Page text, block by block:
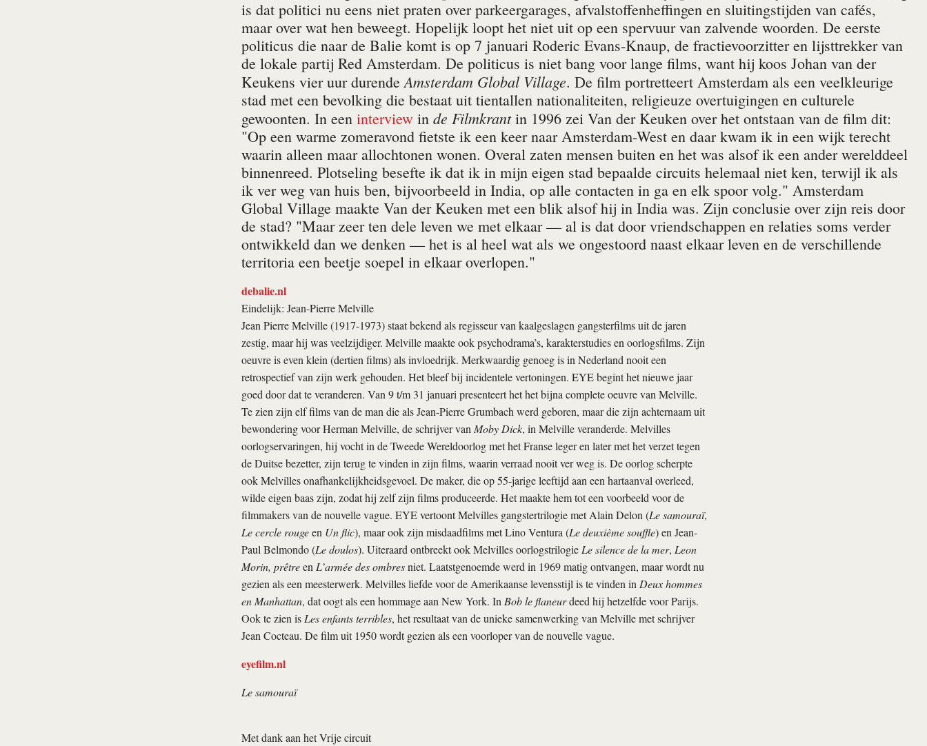
is dat politici nu eens niet praten over parkeergarages, afvalstoffenheffingen en sluitingstijden van cafés,
maar over wat hen beweegt. Hopelijk loopt het niet uit op een spervuur van zalvende woorden. De eerste
politicus die naar de Balie komt is op 7 januari Roderic Evans-Knaup, de fractievoorzitter en lijsttrekker van
de lokale partij Red Amsterdam. De politicus is niet bang voor lange films, want hij koos Johan van der
Keukens vier uur durende Amsterdam Global Village. De film portretteert Amsterdam als een veelkleurige
stad met een bevolking die bestaat uit tientallen nationaliteiten, religieuze overtuigingen en culturele
gewoonten. In een interviewin de Filmkrantin 1996 zei Van der Keuken over het ontstaan van de film dit:
"Op een warme zomeravond fietste ik een keer naar Amsterdam-West en daar kwam ik in een wijk terecht
waarin alleen maar allochtonen wonen. Overal zaten mensen buiten en het was alsof ik een ander werelddeel
binnenreed. Plotseling besefte ik dat ik in mijn eigen stad bepaalde circuits helemaal niet ken, terwijl ik als
ik ver weg van huis ben, bijvoorbeeld in India, op alle contacten in ga en elk spoor volg." Amsterdam
Global Village maakte Van der Keuken met een blik alsof hij in India was. Zijn conclusie over zijn reis door
de stad? "Maar zeer ten dele leven we met elkaar — al is dat door vriendschappen en relaties soms verder
ontwikkeld dan we denken — het is al heel wat als we ongestoord naast elkaar leven en de verschillende
territoria een beetje soepel in elkaar overlopen."
debalie.nl
Eindelijk: Jean-Pierre Melville
Jean Pierre Melville (1917-1973) staat bekend als regisseur van kaalgeslagen gangsterfilms uit de jaren
zestig, maar hij was veelzijdiger. Melville maakte ook psychodrama’s, karakterstudies en oorlogsfilms. Zijn
oeuvre is even klein (dertien films) als invloedrijk. Merkwaardig genoeg is in Nederland nooit een
retrospectief van zijn werk gehouden. Het bleef bij incidentele vertoningen. EYE begint het nieuwe jaar
goed door dat te veranderen. Van 9 t/m 31 januari presenteert het het bijna complete oeuvre van Melville.
Te zien zijn elf films van de man die als Jean-Pierre Grumbach werd geboren, maar die zijn achternaam uit
bewondering voor Herman Melville, de schrijver van Moby Dick, in Melville veranderde. Melvilles
oorlogservaringen, hij vocht in de Tweede Wereldoorlog met het Franse leger en later met het verzet tegen
de Duitse bezetter, zijn terug te vinden in zijn films, waarin verraad nooit ver weg is. De oorlog scherpte
ook Melvilles onafhankelijkheidsgevoel. De maker, die op 55-jarige leeftijd aan een hartaanval overleed,
wilde eigen baas zijn, zodat hij zelf zijn films produceerde. Het maakte hem tot een voorbeeld voor de
filmmakers van de nouvelle vague. EYE vertoont Melvilles gangstertrilogie met Alain Delon (Le samouraï,
Le cercle rougeen Un flic), maar ook zijn misdaadfilms met Lino Ventura (Le deuxième souffle) en Jean-
Paul Belmondo (Le doulos). Uiteraard ontbreekt ook Melvilles oorlogstrilogie Le silence de la mer, Leon
Morin, prêtreen L’armée des ombresniet. Laatstgenoemde werd in 1969 matig ontvangen, maar wordt nu
gezien als een meesterwerk. Melvilles liefde voor de Amerikaanse levensstijl is te vinden in Deux hommes
en Manhattan, dat oogt als een hommage aan New York. In Bob le flaneurdeed hij hetzelfde voor Parijs.
Ook te zien is Les enfants terribles, het resultaat van de unieke samenwerking van Melville met schrijver
Jean Cocteau. De film uit 1950 wordt gezien als een voorloper van de nouvelle vague.
eyefilm.nl
Le samouraï
Met dank aan het Vrije circuit